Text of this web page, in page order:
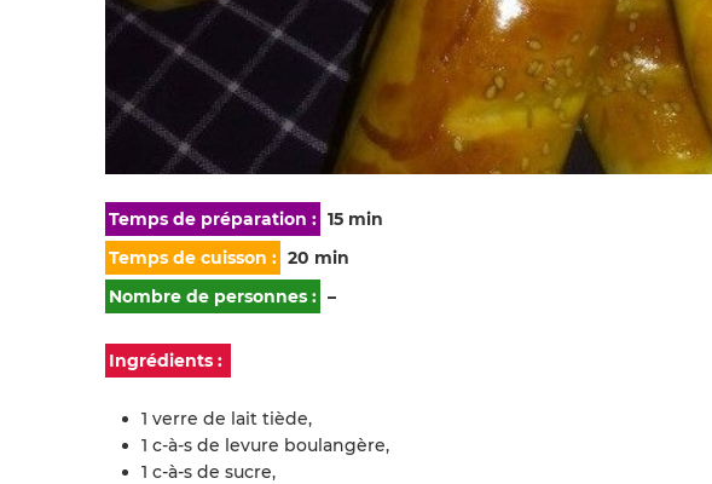
Temps de préparation : 15 min
Temps de cuisson : 20 min
Nombre de personnes : –
Ingrédients :
1 verre de lait tiède,
1 c-à-s de levure boulangère,
1 c-à-s de sucre,